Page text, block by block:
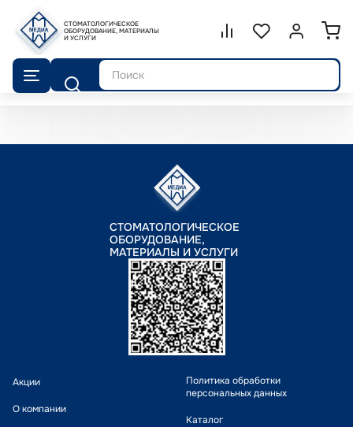
СТОМАТОЛОГИЧЕСКОЕ
ОБОРУДОВАНИЕ, МАТЕРИАЛЫ
И УСЛУГИ
Сравнение.
СписокВойти или
Поиск
СТОМАТОЛОГИЧЕСКОЕ
ОБОРУДОВАНИЕ,
МАТЕРИАЛЫ И УСЛУГИ
Акции
О компании
Политика обработки
персональных данных
Каталог